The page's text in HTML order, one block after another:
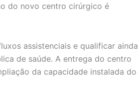
do novo centro cirúrgico é
assistenciais e qualificar ainda
de saúde. A entrega do centro
da capacidade instalada do